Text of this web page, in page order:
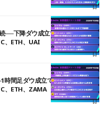
──下降ダウ成立で下値追う展開
、ETH、UAI
時間足ダウ成立で1.185ドルを狙う
、ETH、ZAMA